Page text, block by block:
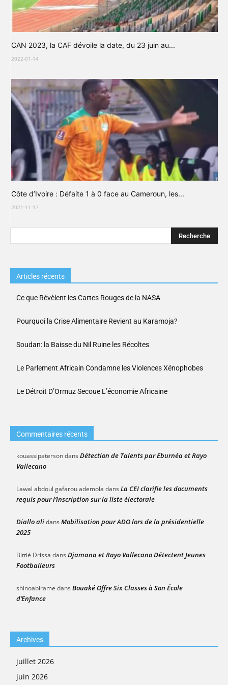
CAN 2023, la CAF dévoile la date, du 23 juin au...
2022-01-14
Côte d’Ivoire : Défaite 1 à 0 face au Cameroun, les...
2021-11-17
Articles récents
Ce que Révèlent les Cartes Rouges de la NASA
Pourquoi la Crise Alimentaire Revient au Karamoja?
Soudan: la Baisse du Nil Ruine les Récoltes
Le Parlement Africain Condamne les Violences Xénophobes
Le Détroit D’Ormuz Secoue L’économie Africaine
Commentaires récents
kouassipatersondans Détection de Talents par Eburnéa et Rayo
Vallecano
Lawal abdoul gafarou ademola dans La CEI clarifie les documents
requis pour l’inscription sur la liste électorale
Diallo alidans Mobilisation pour ADO lors de la présidentielle
2025
Bittié Drissa dans Djamana et Rayo Vallecano Détectent Jeunes
Footballeurs
shinoabirame dans Bouaké Offre Six Classes à Son École
d’Enfance
Archives
juillet 2026
juin 2026